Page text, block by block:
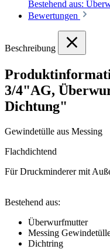
Bestehend aus:
Bewertungen
Beschreibung
3/4"AG,
Dichtung"
Gewindetülle aus Messing
Flachdichtend
Für Druckminderer mit
Bestehend aus:
Überwurfmutter
Messing
Dichtring